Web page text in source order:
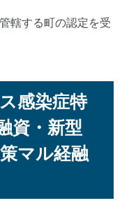
轄する町の認定を受
感染症特
資・新型
マル経融